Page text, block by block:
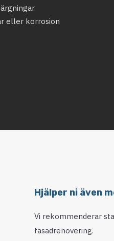
eller korrosion
Hjälper ni även
Vi rekommenderar
fasadrenovering.